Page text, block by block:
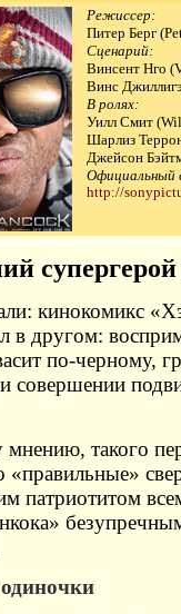
Режиссер:
Питер Берг
Сценарий:
Винсент Нго
Винс
В ролях:
Уилл Смит
Шарлиз
Джейсон
Официальный
http://
супергерой
кинокомикс
в другом:
по-черному,
совершении
такого
патриотитом